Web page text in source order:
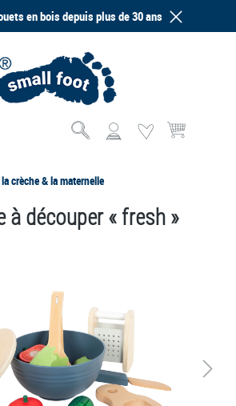
en bois depuis plus de 30 ans
Le panier
crèche & la maternelle
à découper « fresh »